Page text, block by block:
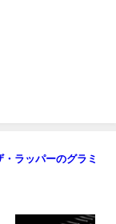
ラッパーのグラミ